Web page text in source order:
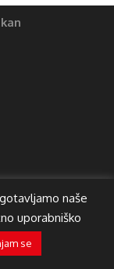
naše
uporabniško
se